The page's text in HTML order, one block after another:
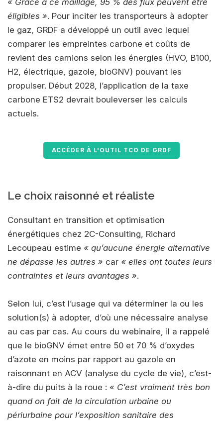
éligibles ». Pour inciter les transporteurs à adopter
le gaz, GRDF a développé un outil avec lequel
comparer les empreintes carbone et coûts de
revient des camions selon les énergies (HVO, B100,
H2, électrique, gazole, bioGNV) pouvant les
propulser. Début 2028, l’application de la taxe
carbone ETS2 devrait bouleverser les calculs
actuels.
ACCÉDER À L'OUTIL TCO DE GRDF
Le choix raisonné et réaliste
Consultant en transition et optimisation
énergétiques chez 2C-Consulting, Richard
Lecoupeau estime « qu’aucune énergie alternative
ne dépasse les autres » car « elles ont toutes leurs
contraintes et leurs avantages ».
Selon lui, c’est l’usage qui va déterminer la ou les
solution(s) à adopter, d’où une nécessaire analyse
au cas par cas. Au cours du webinaire, il a rappelé
que le bioGNV émet entre 50 et 70 % d’oxydes
d’azote en moins par rapport au gazole en
raisonnant en ACV (analyse du cycle de vie), c’est-
à-dire du puits à la roue : « C’est vraiment très bon
quand on fait de la circulation urbaine ou
périurbaine pour l’exposition sanitaire des